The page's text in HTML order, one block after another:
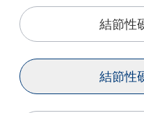
結節性
結節性